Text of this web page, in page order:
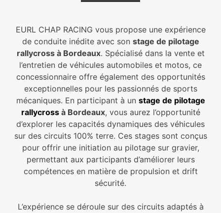
EURL CHAP RACING vous propose une expérience
de conduite inédite avec son stage de pilotage
rallycross à Bordeaux. Spécialisé dans la vente et
l’entretien de véhicules automobiles et motos, ce
concessionnaire offre également des opportunités
exceptionnelles pour les passionnés de sports
mécaniques. En participant à un stage de pilotage
rallycrossà Bordeaux, vous aurez l’opportunité
d’explorer les capacités dynamiques des véhicules
sur des circuits 100% terre. Ces stages sont conçus
pour offrir une initiation au pilotage sur gravier,
permettant aux participants d’améliorer leurs
compétences en matière de propulsion et drift
sécurité.
L’expérience se déroule sur des circuits adaptés à